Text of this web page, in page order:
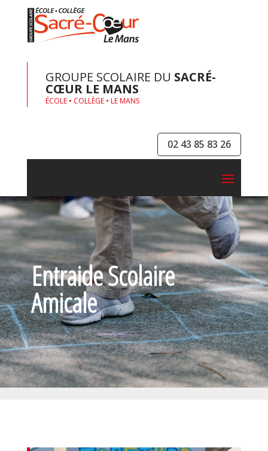
GROUPE SCOLAIRE DU SACRÉ-
CŒUR LE MANS
ÉCOLE • COLLÈGE • LE MANS
02 43 85 83 26
Entraide Scolaire
Amicale